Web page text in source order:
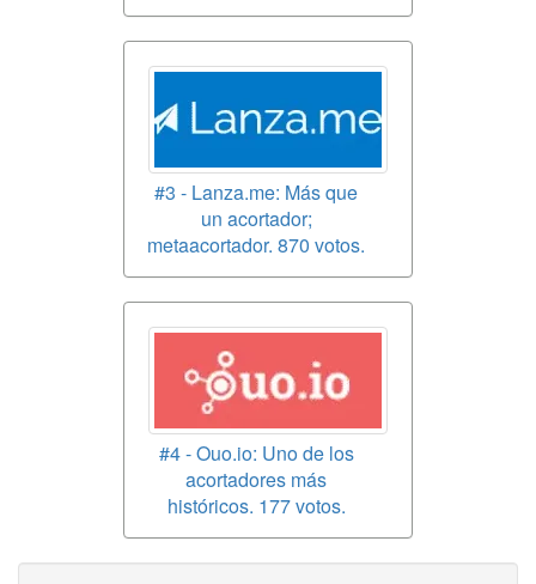
#3 - Lanza.me: Más que
un acortador;
metaacortador. 870 votos.
#4 - Ouo.io: Uno de los
acortadores más
históricos. 177 votos.